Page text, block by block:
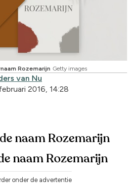
Rozemarijn Getty images
van Nu
2016, 14:28
naam Rozemarijn
naam Rozemarijn
onder de advertentie